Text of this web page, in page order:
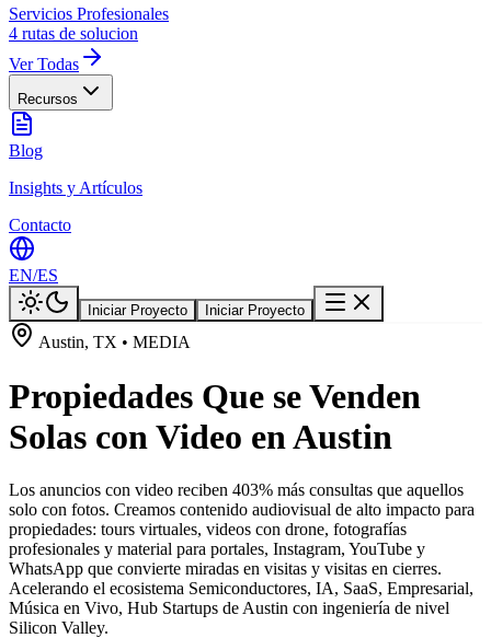
Servicios Profesionales
4 rutas de solucion
Ver Todas
Recursos
Blog
Insights y Artículos
Contacto
EN/ES
Iniciar Proyecto Iniciar Proyecto
Austin, TX • MEDIA
Propiedades Que se Venden
Solas con Video en Austin
Los anuncios con video reciben 403% más consultas que aquellos
solo con fotos. Creamos contenido audiovisual de alto impacto para
propiedades: tours virtuales, videos con drone, fotografías
profesionales y material para portales, Instagram, YouTube y
WhatsApp que convierte miradas en visitas y visitas en cierres.
Acelerando el ecosistema Semiconductores, IA, SaaS, Empresarial,
Música en Vivo, Hub Startups de Austin con ingeniería de nivel
Silicon Valley.